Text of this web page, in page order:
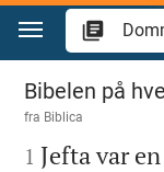
Gå til indhold
Dommer 11
Bibelen på
fra Biblica

1 Jefta var